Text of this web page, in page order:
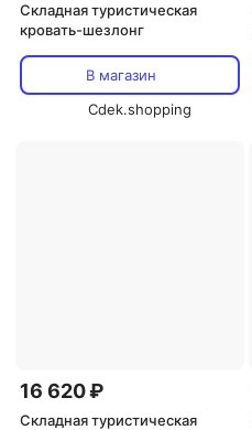
Складная туристическая
кровать-шезлонг
В магазин
Cdek.shopping
16 620 ₽
Складная туристическая